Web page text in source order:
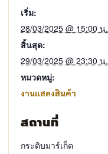
เริ่ม:
28/03/2025 @ 15:00 น.
สิ้นสุด:
29/03/2025 @ 23:30 น.
หมวดหมู่:
งานแสดงสินค้า
สถานที่
กระติบมาร์เก็ต